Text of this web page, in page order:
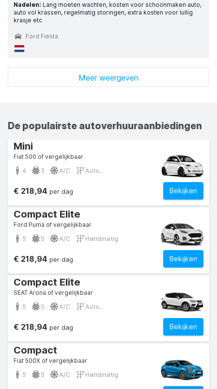
Nadelen: Lang moeten wachten, kosten voor schoonmaken auto,
auto vol krassen, regelmatig storingen, extra kosten voor lullig
krasje etc
Ford Fiesta
Meer weergeven
De populairste autoverhuuraanbiedingen
Mini
Fiat 500 of vergelijkbaar
4 3 A/C Auto.
Bekijken
€ 218,94 per dag
Compact Elite
Ford Puma of vergelijkbaar
5 5 A/C Handmatig
Bekijken
€ 218,94 per dag
Compact Elite
SEAT Arona of vergelijkbaar
5 5 A/C Auto.
Bekijken
€ 218,94 per dag
Compact
Fiat 500X of vergelijkbaar
5 5 A/C Handmatig